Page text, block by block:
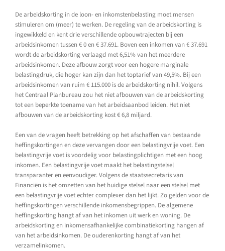
De arbeidskorting in de loon- en inkomstenbelasting moet mensen
stimuleren om (meer) te werken. De regeling van de arbeidskorting is
ingewikkeld en kent drie verschillende opbouwtrajecten bij een
arbeidsinkomen tussen € 0 en € 37.691. Boven een inkomen van € 37.691
wordt de arbeidskorting verlaagd met 6,51% van het meerdere
arbeidsinkomen. Deze afbouw zorgt voor een hogere marginale
belastingdruk, die hoger kan zijn dan het toptarief van 49,5%. Bij een
arbeidsinkomen van ruim € 115.000 is de arbeidskorting nihil. Volgens
het Centraal Planbureau zou het niet afbouwen van de arbeidskorting
tot een beperkte toename van het arbeidsaanbod leiden. Het niet
afbouwen van de arbeidskorting kost € 6,8 miljard.
Een van de vragen heeft betrekking op het afschaffen van bestaande
heffingskortingen en deze vervangen door een belastingvrije voet. Een
belastingvrije voet is voordelig voor belastingplichtigen met een hoog
inkomen. Een belastingvrije voet maakt het belastingstelsel
transparanter en eenvoudiger. Volgens de staatssecretaris van
Financiën is het omzetten van het huidige stelsel naar een stelsel met
een belastingvrije voet echter complexer dan het lijkt. Zo gelden voor de
heffingskortingen verschillende inkomensbegrippen. De algemene
heffingskorting hangt af van het inkomen uit werk en woning. De
arbeidskorting en inkomensafhankelijke combinatiekorting hangen af
van het arbeidsinkomen. De ouderenkorting hangt af van het
verzamelinkomen.